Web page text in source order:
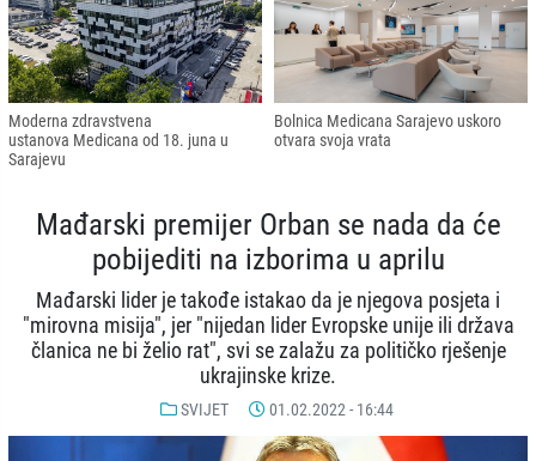
Moderna zdravstvena
ustanova Medicana od 18. juna u
Sarajevu
Bolnica Medicana Sarajevo uskoro
otvara svoja vrata
Mađarski premijer Orban se nada da će
pobijediti na izborima u aprilu
Mađarski lider je takođe istakao da je njegova posjeta i
"mirovna misija", jer "nijedan lider Evropske unije ili država
članica ne bi želio rat", svi se zalažu za političko rješenje
ukrajinske krize.
SVIJET 01.02.2022 - 16:44